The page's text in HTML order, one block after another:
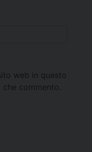
web in questo
commento.